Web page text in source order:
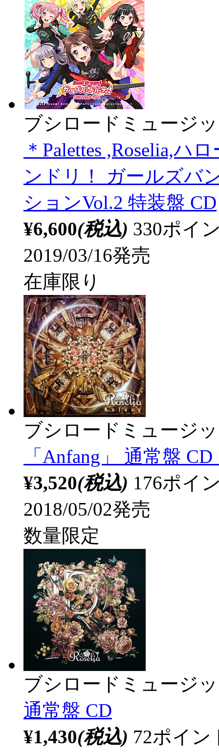
ブシロードミュージ
＊Palettes ,Roselia,ハ
ンドリ！ ガールズバ
ションVol.2 特装盤 CD
¥6,600(税込) 330ポイ
2019/03/16発売
在庫限り
ブシロードミュージ
「Anfang」 通常盤
¥3,520(税込) 176ポイ
2018/05/02発売
数量限定
ブシロードミュージ
通常盤 CD
¥1,430(税込) 72ポイ